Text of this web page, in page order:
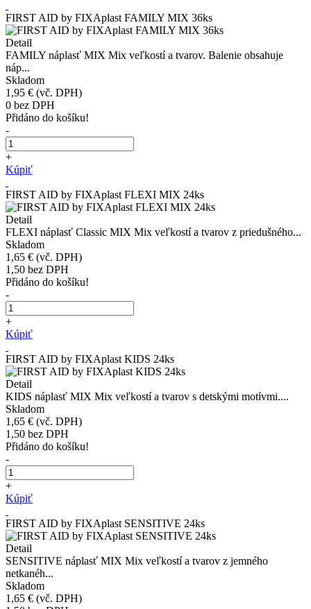
FIRST AID by FIXAplast FAMILY MIX 36ks
Detail
FAMILY náplasť MIX Mix veľkostí a tvarov. Balenie obsahuje
náp...
Skladom
1,95 € (vč. DPH)
0 bez DPH
Přidáno do košíku!
-
+
Kúpiť
FIRST AID by FIXAplast FLEXI MIX 24ks
Detail
FLEXI náplasť Classic MIX Mix veľkostí a tvarov z priedušného...
Skladom
1,65 € (vč. DPH)
1,50 bez DPH
Přidáno do košíku!
-
+
Kúpiť
FIRST AID by FIXAplast KIDS 24ks
Detail
KIDS náplasť MIX Mix veľkostí a tvarov s detskými motívmi....
Skladom
1,65 € (vč. DPH)
1,50 bez DPH
Přidáno do košíku!
-
+
Kúpiť
FIRST AID by FIXAplast SENSITIVE 24ks
Detail
SENSITIVE náplasť MIX Mix veľkostí a tvarov z jemného
netkanéh...
Skladom
1,65 € (vč. DPH)